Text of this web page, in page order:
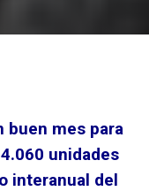
buen mes para
unidades
interanual del